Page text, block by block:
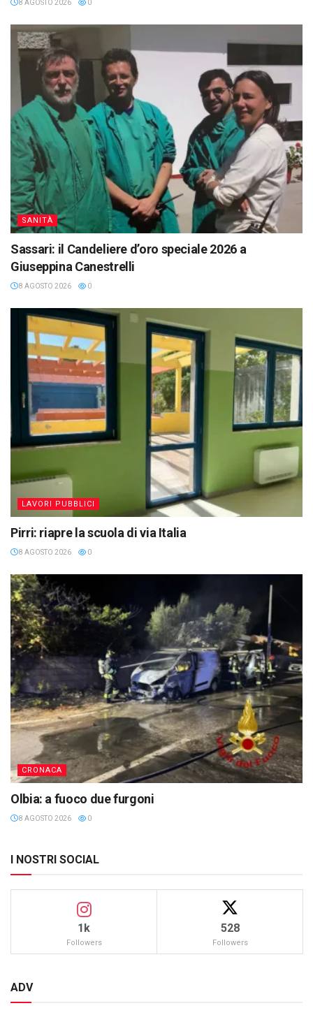
8 AGOSTO 2026 0
SANITÀ
Sassari: il Candeliere d’oro speciale 2026 a
Giuseppina Canestrelli
8 AGOSTO 2026 0
LAVORI PUBBLICI
Pirri: riapre la scuola di via Italia
8 AGOSTO 2026 0
CRONACA
Olbia: a fuoco due furgoni
8 AGOSTO 2026 0
I NOSTRI SOCIAL
1k
Followers
528
Followers
ADV